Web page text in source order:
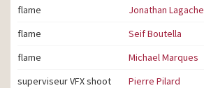
flame
Jonathan Lagache
flame
Seif Boutella
flame
Michael Marques
superviseur VFX shoot
Pierre Pilard